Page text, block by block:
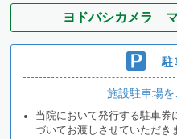
ヨドバシカメラ
駐
施設駐車場
当院において発行する駐車券
づいてお渡しさせていただき